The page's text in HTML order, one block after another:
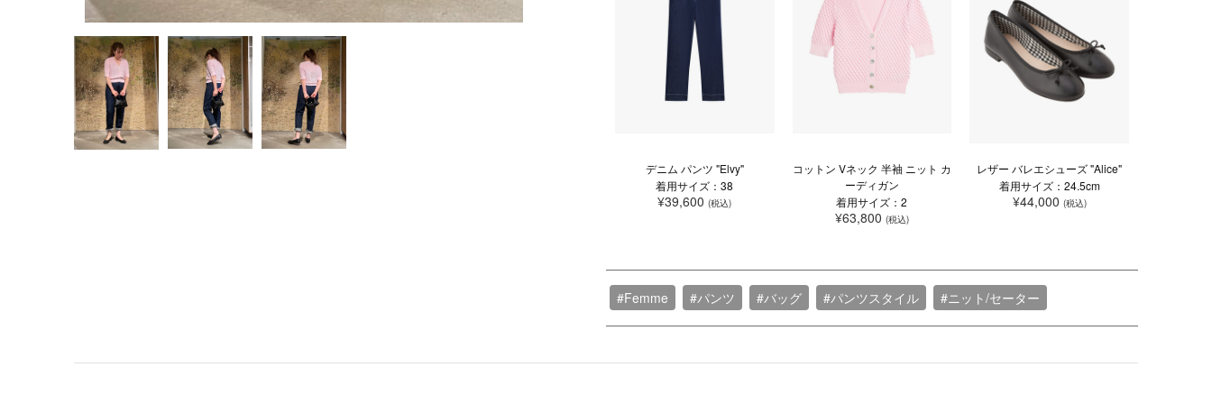
デニム パンツ "Elvy"
着用サイズ：38
¥39,600(税込)
コットン Vネック 半袖 ニット カ
ーディガン
着用サイズ：2
¥63,800 (税込)
レザー バレエシューズ "Alice"
着用サイズ：24.5cm
¥44,000 (税込)
#Femme #パンツ #バッグ #パンツスタイル #ニット/セーター